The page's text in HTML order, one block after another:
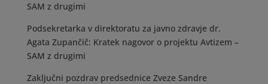
SAM z drugimi
Podsekretarka v direktoratu za javno zdravje dr.
Agata Zupančič: Kratek nagovor o projektu Avtizem –
SAM z drugimi
Zaključni pozdrav predsednice Zveze Sandre